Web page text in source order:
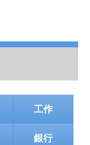
工作
銀行